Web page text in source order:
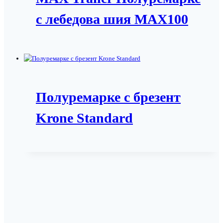
с лебедова шия MAX100
Полуремарке с брезент
Krone Standard